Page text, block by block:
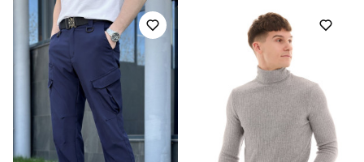
Призначення для повсякденного носіння
повсякденний
весна
Склад тканини 100% поліестер